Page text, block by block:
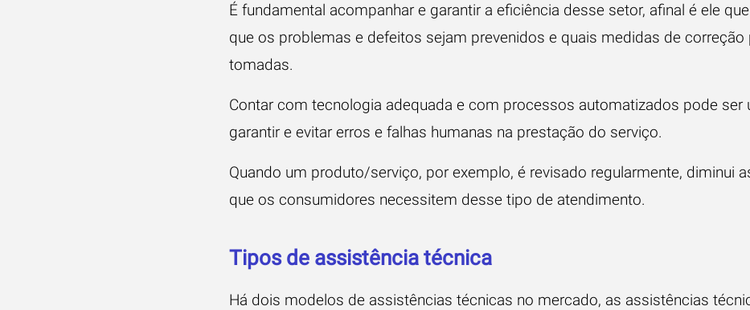
É fundamental acompanhar e garantir a eficiência desse setor, afinal é ele
que os problemas e defeitos sejam prevenidos e quais medidas de correção
tomadas.
Contar com tecnologia adequada e com processos automatizados pode ser
garantir e evitar erros e falhas humanas na prestação do serviço.
Quando um produto/serviço, por exemplo, é revisado regularmente, diminui
que os consumidores necessitem desse tipo de atendimento.
Tipos de assistência técnica
Há dois modelos de assistências técnicas no mercado, as assistências